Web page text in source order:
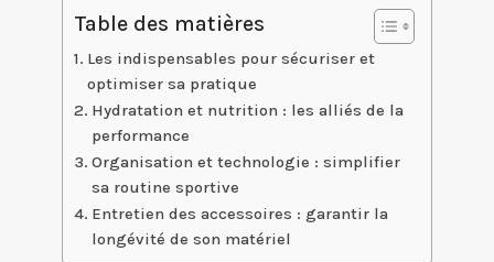
Table des matières
Les indispensables pour sécuriser et
optimiser sa pratique
Hydratation et nutrition : les alliés de la
performance
Organisation et technologie : simplifier
sa routine sportive
Entretien des accessoires : garantir la
longévité de son matériel